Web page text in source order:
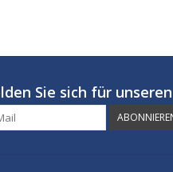
Sie sich für